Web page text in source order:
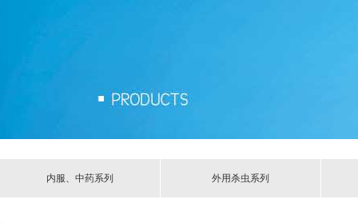
内服、中药系列 外用杀虫系列